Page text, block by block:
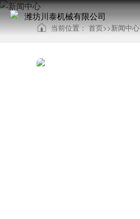
当前位置：首页>>新闻中心